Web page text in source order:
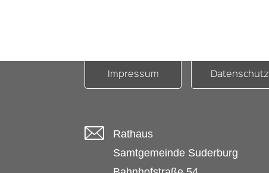
Impressum Datenschutz
Rathaus
Samtgemeinde Suderburg